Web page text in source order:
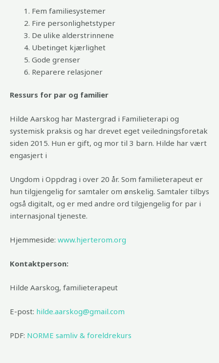
Fem familiesystemer
Fire personlighetstyper
De ulike alderstrinnene
Ubetinget kjærlighet
Gode grenser
Reparere relasjoner
Ressurs for par og familier
Hilde Aarskog har Mastergrad i Familieterapi og
systemisk praksis og har drevet eget veiledningsforetak
siden 2015. Hun er gift, og mor til 3 barn. Hilde har vært
engasjert i
Ungdom i Oppdrag i over 20 år. Som familieterapeut er
hun tilgjengelig for samtaler om ønskelig. Samtaler tilbys
også digitalt, og er med andre ord tilgjengelig for par i
internasjonal tjeneste.
Hjemmeside: www.hjerterom.org
Kontaktperson:
Hilde Aarskog, familieterapeut
E-post: hilde.aarskog@gmail.com
PDF: NORME samliv & foreldrekurs